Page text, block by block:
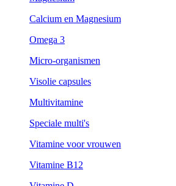
Calcium en Magnesium
Omega 3
Micro-organismen
Visolie capsules
Multivitamine
Speciale multi's
Vitamine voor vrouwen
Vitamine B12